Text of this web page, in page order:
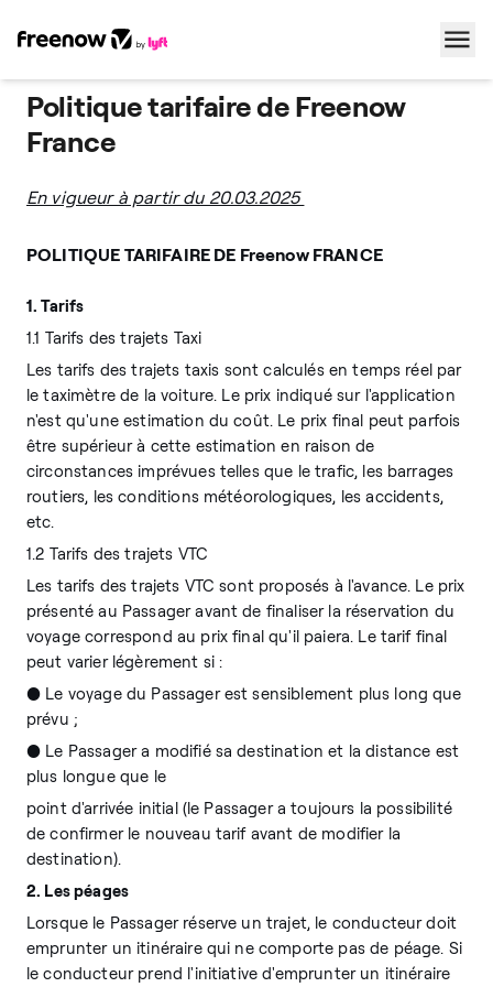
Navigation
Inhalt
Fußzeile
Politique tarifaire de Freenow
France
En vigueur à partir du 20.03.2025
POLITIQUE TARIFAIRE DE Freenow FRANCE
1. Tarifs
1.1 Tarifs des trajets Taxi
Les tarifs des trajets taxis sont calculés en temps réel par
le taximètre de la voiture. Le prix indiqué sur l'application
n'est qu'une estimation du coût. Le prix final peut parfois
être supérieur à cette estimation en raison de
circonstances imprévues telles que le trafic, les barrages
routiers, les conditions météorologiques, les accidents,
etc.
1.2 Tarifs des trajets VTC
Les tarifs des trajets VTC sont proposés à l'avance. Le prix
présenté au Passager avant de finaliser la réservation du
voyage correspond au prix final qu'il paiera. Le tarif final
peut varier légèrement si :
● Le voyage du Passager est sensiblement plus long que
prévu ;
● Le Passager a modifié sa destination et la distance est
plus longue que le
point d'arrivée initial (le Passager a toujours la possibilité
de confirmer le nouveau tarif avant de modifier la
destination).
2. Les péages
Lorsque le Passager réserve un trajet, le conducteur doit
emprunter un itinéraire qui ne comporte pas de péage. Si
le conducteur prend l'initiative d'emprunter un itinéraire